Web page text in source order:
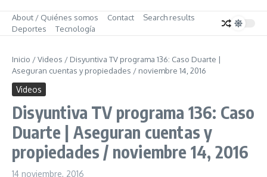
About / Quiénes somos Contact
Search results
Deportes
Tecnología
Inicio /Videos / Disyuntiva TV programa 136: Caso Duarte |
Aseguran cuentas y propiedades / noviembre 14, 2016
Videos
Disyuntiva TV programa 136: Caso
Duarte | Aseguran cuentas y
propiedades / noviembre 14, 2016
14 noviembre, 2016